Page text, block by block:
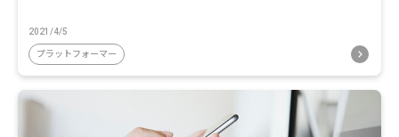
2021/4/5
プラットフォーマー